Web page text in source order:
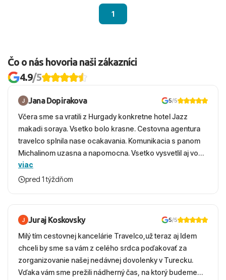
1
Čo o nás hovoria naši zákazníci
4.9/5
Jana Dopirakova 5/5
Včera sme sa vratili z Hurgady konkretne hotel Jazz
makadi soraya. Vsetko bolo krasne. Cestovna agentura
travelco splnila nase ocakavania. Komunikacia s panom
Michalinom uzasna a napomocna. Vsetko vysvetlil aj vo
vecernych hodinach zaco sa ospravedlnujem. Hotel
krasny, cisty. Sluzby top. Strava, prostredie, more,
viac
pred 1 týždňom
Juraj Koskovsky 5/5
Milý tím cestovnej kancelárie Travelco,už teraz aj Idem
chceli by sme sa vám z celého srdca poďakovať za
zorganizovanie našej nedávnej dovolenky v Turecku.
Vďaka vám sme prežili nádherný čas, na ktorý budeme